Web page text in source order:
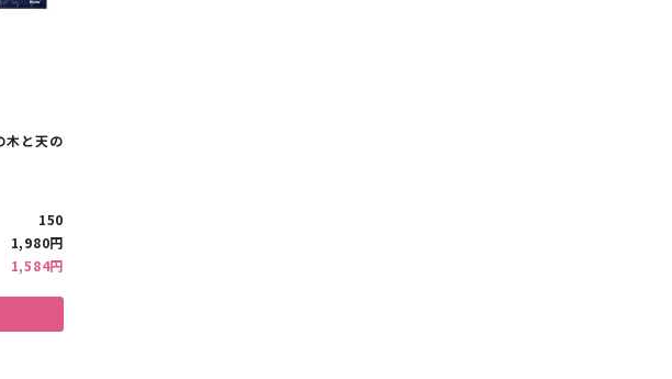
と天の
150
1,980円
1,584円